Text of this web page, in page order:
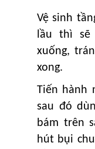
Vệ sinh
lầu thì sẽ
xuống,
xong.
Tiến hành
sau đó
bám trên
hút bụi